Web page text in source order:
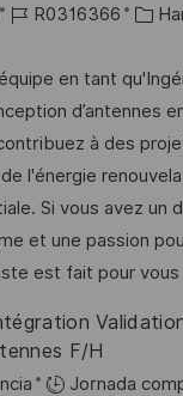
I
d
e
e
m
p
l
e
R0316366
C
t
e
g
o
r
í
a
en tant
d’antennes
à des
l'énergie
Si vous avez un
et une passion
est fait pour vous
F/H
Jornada